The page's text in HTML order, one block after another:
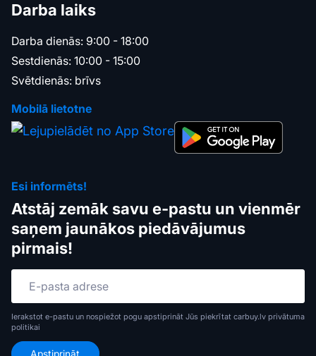
Darba laiks
Darba dienās: 9:00 - 18:00
Sestdienās: 10:00 - 15:00
Svētdienās: brīvs
Mobilā lietotne
Esi informēts!
Atstāj zemāk savu e-pastu un vienmēr
saņem jaunākos piedāvājumus
pirmais!
Ierakstot e-pastu un nospiežot pogu apstiprināt Jūs piekrītat carbuy.lv privātuma
politikai